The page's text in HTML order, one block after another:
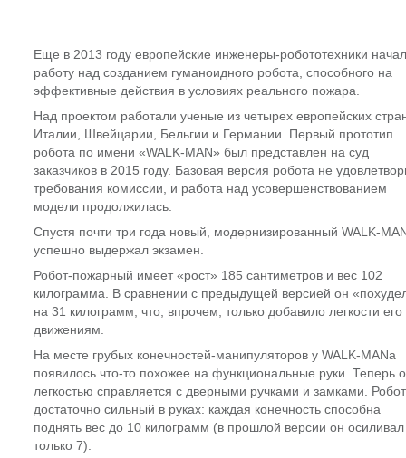
Еще в 2013 году европейские инженеры-робототехники
работу над созданием гуманоидного робота, способного на
эффективные действия в условиях реального пожара.
Над проектом работали ученые из четырех европейских
Италии, Швейцарии, Бельгии и Германии. Первый прототип
робота по имени «WALK-MAN» был представлен на суд
заказчиков в 2015 году. Базовая версия робота не
требования комиссии, и работа над усовершенствованием
модели продолжилась.
Спустя почти три года новый, модернизированный WALK-
успешно выдержал экзамен.
Робот-пожарный имеет «рост» 185 сантиметров и вес 102
килограмма. В сравнении с предыдущей версией он
на 31 килограмм, что, впрочем, только добавило легкости его
движениям.
На месте грубых конечностей-манипуляторов у WALK-MANа
появилось что-то похожее на функциональные руки. Теперь
легкостью справляется с дверными ручками и замками. Робот
достаточно сильный в руках: каждая конечность способна
поднять вес до 10 килограмм (в прошлой версии он осиливал
только 7).